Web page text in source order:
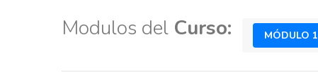
Modulos del Curso: MÓDULO 1